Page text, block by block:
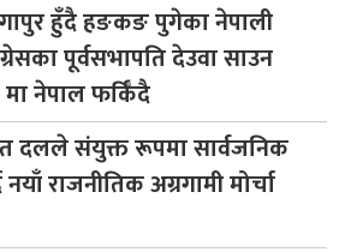
हुँदै हङकङ पुगेका नेपाली
पूर्वसभापति देउवा साउन
नेपाल फर्किँदै
दलले संयुक्त रूपमा सार्वजनिक
नयाँ राजनीतिक अग्रगामी मोर्चा